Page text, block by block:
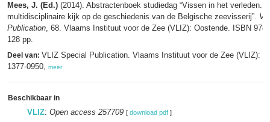
Mees, J. (Ed.) (2014). Abstractenboek studiedag “Vissen in het verleden.
multidisciplinaire kijk op de geschiedenis van de Belgische zeevisserij”.
Publication, 68. Vlaams Instituut voor de Zee (VLIZ): Oostende. ISBN 978-
128 pp.
Deel van: VLIZ Special Publication. Vlaams Instituut voor de Zee (VLIZ):
1377-0950, meer
Beschikbaar in
VLIZ: Open access 257709 [ download pdf ]